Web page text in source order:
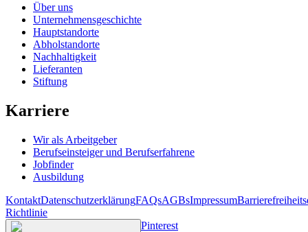
Über uns
Unternehmensgeschichte
Hauptstandorte
Abholstandorte
Nachhaltigkeit
Lieferanten
Stiftung
Karriere
Wir als Arbeitgeber
Berufseinsteiger und Berufserfahrene
Jobfinder
Ausbildung
KontaktDatenschutzerklärungFAQsAGBsImpressum
Richtlinie
Pinterest